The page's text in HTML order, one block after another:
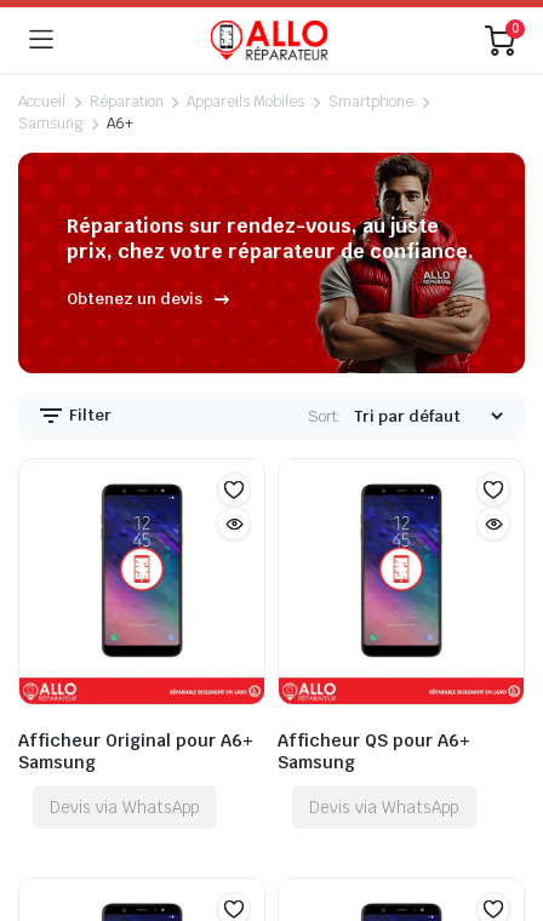
0
Accueil Réparation Appareils Mobiles
Smartphone
Samsung
A6+
Réparations sur rendez-vous, au juste
prix, chez votre réparateur de confiance.
Obtenez un devis
Filter Sort:
Afficheur Original pour A6+
Samsung
Devis via WhatsApp
Afficheur QS pour A6+
Samsung
Devis via WhatsApp